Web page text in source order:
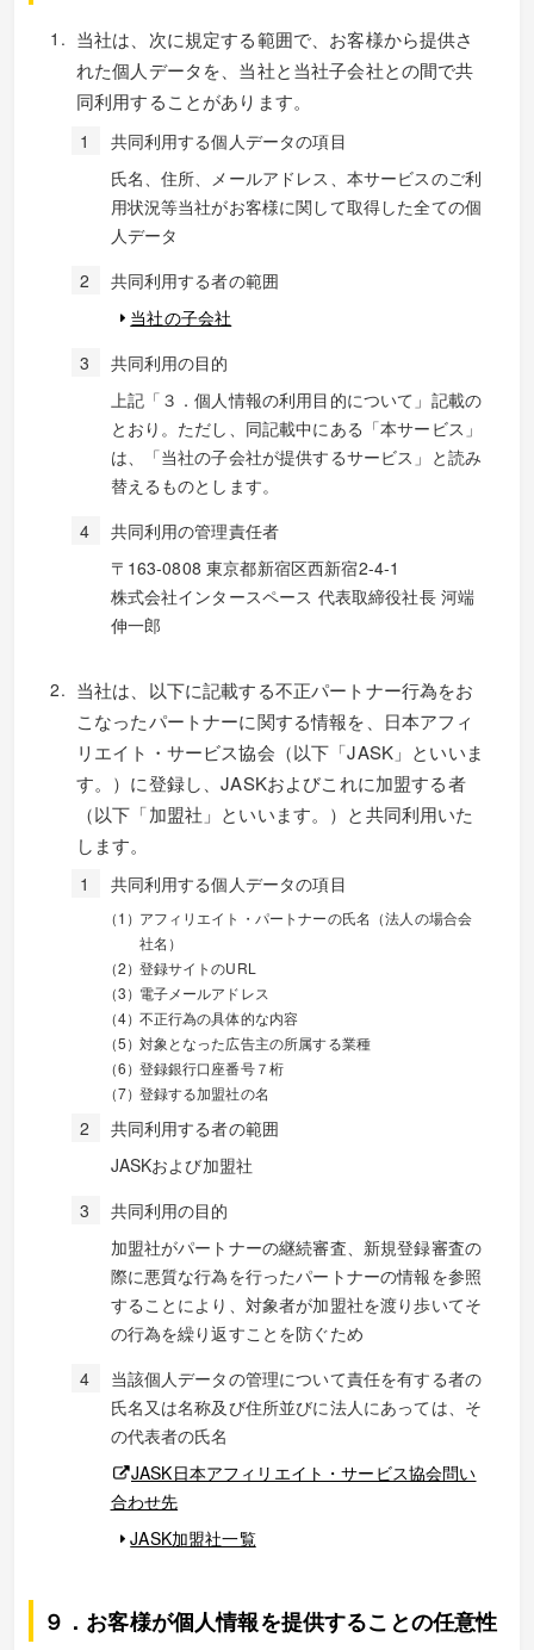
当社は、次に規定する範囲で、お客様から提供さ
れた個人データを、当社と当社子会社との間で共
同利用することがあります。
共同利用する個人データの項目
氏名、住所、メールアドレス、本サービスのご利
用状況等当社がお客様に関して取得した全ての個
人データ
共同利用する者の範囲
当社の子会社
共同利用の目的
上記「３．個人情報の利用目的について」記載の
とおり。ただし、同記載中にある「本サービス」
は、「当社の子会社が提供するサービス」と読み
替えるものとします。
共同利用の管理責任者
〒163-0808 東京都新宿区西新宿2-4-1
株式会社インタースペース 代表取締役社長 河端
伸一郎
当社は、以下に記載する不正パートナー行為をお
こなったパートナーに関する情報を、日本アフィ
リエイト・サービス協会（以下「JASK」といいま
す。）に登録し、JASKおよびこれに加盟する者
（以下「加盟社」といいます。）と共同利用いた
します。
共同利用する個人データの項目
アフィリエイト・パートナーの氏名（法人の場合会
社名）
登録サイトのURL
電子メールアドレス
不正行為の具体的な内容
対象となった広告主の所属する業種
登録銀行口座番号７桁
登録する加盟社の名
共同利用する者の範囲
JASKおよび加盟社
共同利用の目的
加盟社がパートナーの継続審査、新規登録審査の
際に悪質な行為を行ったパートナーの情報を参照
することにより、対象者が加盟社を渡り歩いてそ
の行為を繰り返すことを防ぐため
当該個人データの管理について責任を有する者の
氏名又は名称及び住所並びに法人にあっては、そ
の代表者の氏名
JASK日本アフィリエイト・サービス協会問い
合わせ先
JASK加盟社一覧
９．お客様が個人情報を提供することの任意性